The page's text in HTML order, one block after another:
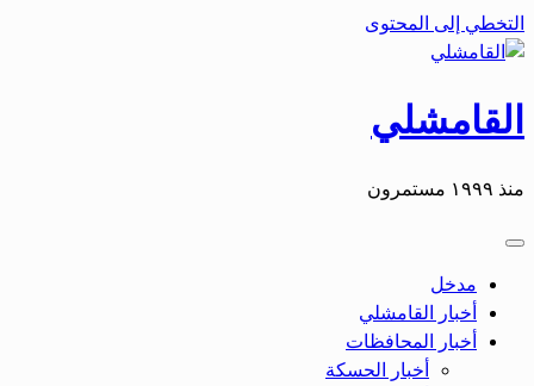
التخطي إلى المحتوى
القامشلي
منذ ١٩٩٩ مستمرون
مدخل
أخبار القامشلي
أخبار المحافظات
أخبار الحسكة